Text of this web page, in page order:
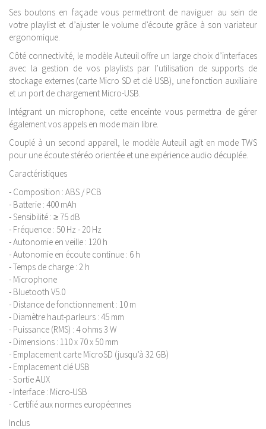
Ses boutons en façade vous permettront de naviguer au sein de
votre playlist et d’ajuster le volume d’écoute grâce à son variateur
ergonomique.
Côté connectivité, le modèle Auteuil offre un large choix d’interfaces
avec la gestion de vos playlists par l’utilisation de supports de
stockage externes (carte Micro SD et clé USB), une fonction auxiliaire
et un port de chargement Micro-USB.
Intégrant un microphone, cette enceinte vous permettra de gérer
également vos appels en mode main libre.
Couplé à un second appareil, le modèle Auteuil agit en mode TWS
pour une écoute stéréo orientée et une expérience audio décuplée.
Caractéristiques
- Composition : ABS / PCB
- Batterie : 400 mAh
- Sensibilité : ≥ 75 dB
- Fréquence : 50 Hz - 20 Hz
- Autonomie en veille : 120 h
- Autonomie en écoute continue : 6 h
- Temps de charge : 2 h
- Microphone
- Bluetooth V5.0
- Distance de fonctionnement : 10 m
- Diamètre haut-parleurs : 45 mm
- Puissance (RMS) : 4 ohms 3 W
- Dimensions : 110 x 70 x 50 mm
- Emplacement carte MicroSD (jusqu’à 32 GB)
- Emplacement clé USB
- Sortie AUX
- Interface : Micro-USB
- Certifié aux normes européennes
Inclus